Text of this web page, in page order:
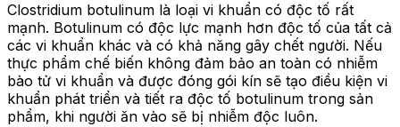
Clostridium botulinum là loại vi khuẩn có độc tố rất
mạnh. Botulinum có độc lực mạnh hơn độc tố của tất cả
các vi khuẩn khác và có khả năng gây chết người. Nếu
thực phẩm chế biến không đảm bảo an toàn có nhiễm
bào tử vi khuẩn và được đóng gói kín sẽ tạo điều kiện vi
khuẩn phát triển và tiết ra độc tố botulinum trong sản
phẩm, khi người ăn vào sẽ bị nhiễm độc luôn.